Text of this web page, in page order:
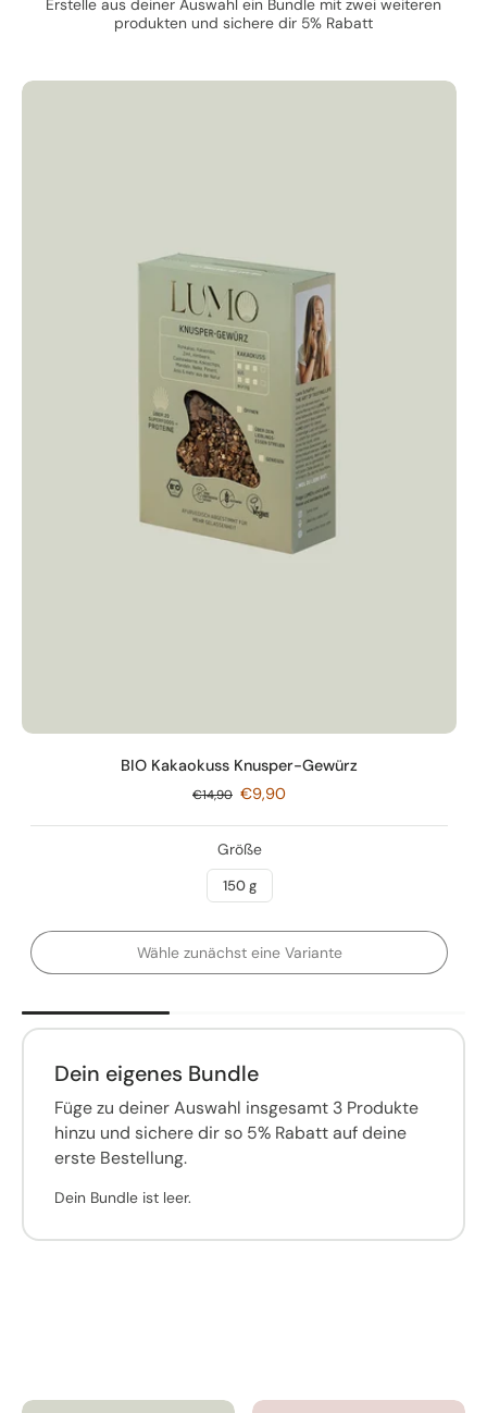
unterstützt beim Abnehmen auf natürliche Weise
mit ayurvedischen Gewürzen, die das Verdauungsfeuer
oder für kreative Soulfood-Momente.
KEYWORDS FÜR DICH: pflanzenbasiert, proteinreich, clean-
label, funktionelles Lebensmittel,
Heißhungerregulation,
High-Protein, Instagram-taugliches Essen,
Topping, gesundes Gewürz, Proteinquelle, Morgenroutine,
Abendroutine, Frühstückshighlight, Topping, glutenfrei,
vegan, bio, ohne raffinierten Zucker, 100% natürlich aus den
gesündesten Rohstoffen gewonnen, lebendige Nahrung.
Für wen ist Kakaokuss gemacht?
Für alle, die mehr wollen als ein Topping.
Für Frauen, die sich nähren wollen...nicht nur satt essen.
Für Menschen, die verstanden haben, dass Essen Erinnerung
Erstelle aus deiner Auswahl ein Bundle mit zwei weiteren
produkten und sichere dir 5% Rabatt
BIO Kakaokuss Knusper-Gewürz
€14,90 €9,90
Größe
150 g
Wähle zunächst eine Variante
Dein eigenes Bundle
Füge zu deiner Auswahl insgesamt 3 Produkte
hinzu und sichere dir so 5% Rabatt auf deine
erste Bestellung.
Dein Bundle ist leer.
Könnte direbenfallsgefallen: